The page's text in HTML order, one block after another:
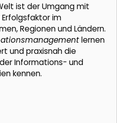
ist der Umgang mit
im
Regionen und Ländern.
lernen
und praxisnah die
Informations- und
kennen.